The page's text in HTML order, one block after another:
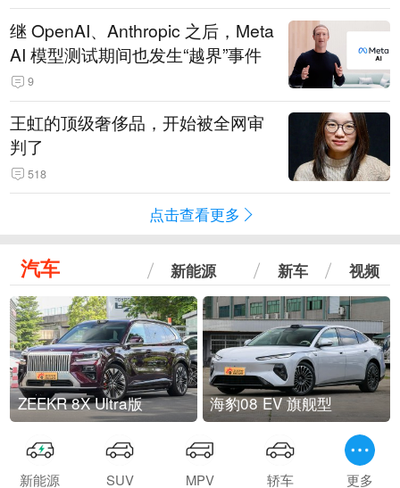
继 OpenAI、Anthropic 之后，Meta
AI 模型测试期间也发生“越界”事件
9
王虹的顶级奢侈品，开始被全网审
判了
518
点击查看更多
汽车 新能源 新车 视频
ZEEKR 8X Ultra版 海豹08 EV 旗舰型
新能源 SUV MPV 轿车 更多